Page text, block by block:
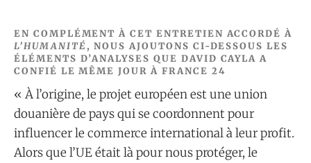
EN COMPLÉMENT À CET ENTRETIEN ACCORDÉ À
L’HUMANITÉ , NOUS AJOUTONS CI-DESSOUS LES
ÉLÉMENTS D’ANALYSES QUE DAVID CAYLA A
CONFIÉ LE MÊME JOUR À FRANCE 24
« À l’origine, le projet européen est une union
douanière de pays qui se coordonnent pour
influencer le commerce international à leur profit.
Alors que l’UE était là pour nous protéger, le